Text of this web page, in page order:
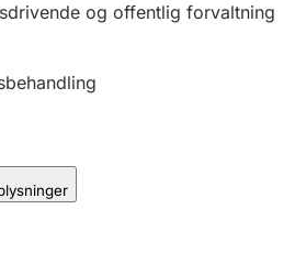
og offentlig forvaltning